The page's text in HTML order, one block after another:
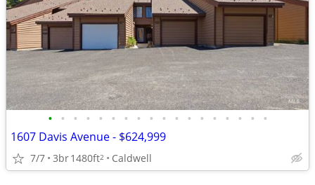
• • • • • • • • • • • • • • • • • •
1607 Davis Avenue - $624,999
7/7 3br1480ft2 Caldwell